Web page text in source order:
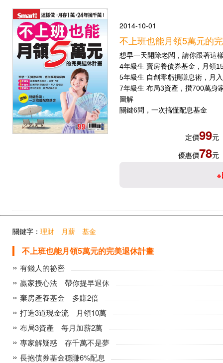
2014-10-01
不上班也能月領5萬元的
想早一天開除老闆，請你跟著這
4年級生 賣房養債券基金，月領
5年級生 自創零虧損賺息術，月
7年級生 布局3資產，攢700萬身
圖解
關鍵6問，一次搞懂配息基金
定價99元
優惠價78元
※
關鍵字： 理財 月薪 基金
不上班也能月領5萬元的完美退休計畫
有錢人的祕密
贏家授心法 帶你提早退休
棄房產養基金 多賺2倍
打造3道現金流 月領10萬
布局3資產 每月加薪2萬
專家解疑惑 存千萬不是夢
長抱債券基金穩賺6%配息